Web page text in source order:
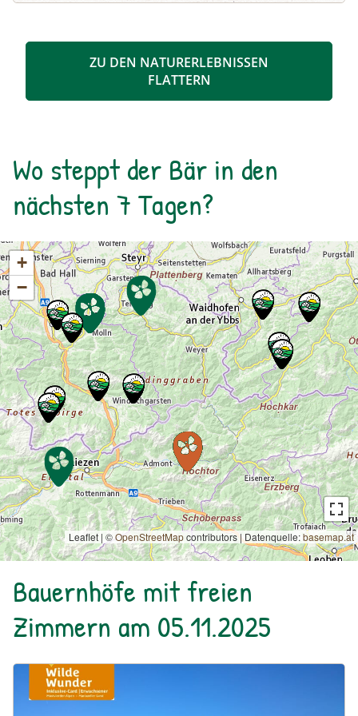
mit Blick über den Talschluss mit seinen
ZU DEN NATURERLEBNISSEN
FLATTERN
Wo steppt der Bär in den
nächsten 7 Tagen?
+
−
Leaflet | ©OpenStreetMapcontributors | Datenquelle:basemap.at
Bauernhöfe mit freien
Zimmern am 05.11.2025
Urlaub am Bauernhof: Bio Bauernhof Kurzeck